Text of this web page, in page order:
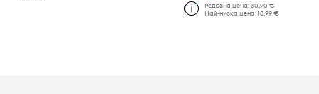
Редовна цена: 30,90 €
Най-ниска цена: 18,99 €